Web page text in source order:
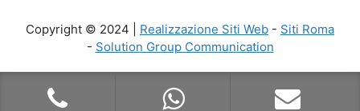
Copyright © 2024 | Realizzazione Siti Web - Siti Roma
- Solution Group Communication